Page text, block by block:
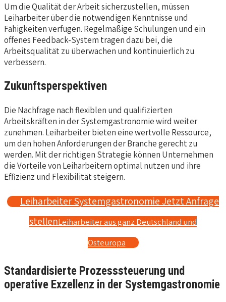
Um die Qualität der Arbeit sicherzustellen, müssen
Leiharbeiter über die notwendigen Kenntnisse und
Fähigkeiten verfügen. Regelmäßige Schulungen und ein
offenes Feedback-System tragen dazu bei, die
Arbeitsqualität zu überwachen und kontinuierlich zu
verbessern.
Zukunftsperspektiven
Die Nachfrage nach flexiblen und qualifizierten
Arbeitskräften in der Systemgastronomie wird weiter
zunehmen. Leiharbeiter bieten eine wertvolle Ressource,
um den hohen Anforderungen der Branche gerecht zu
werden. Mit der richtigen Strategie können Unternehmen
die Vorteile von Leiharbeitern optimal nutzen und ihre
Effizienz und Flexibilität steigern.
Leiharbeiter Systemgastronomie Jetzt Anfrage
stellenLeiharbeiter aus ganz Deutschland und
Osteuropa
Standardisierte Prozesssteuerung und
operative Exzellenz in der Systemgastronomie